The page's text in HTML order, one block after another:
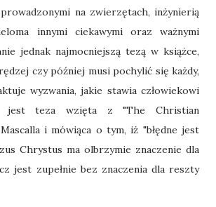
na zwierzętach, inżynierią
innymi ciekawymi oraz ważnymi
jednak najmocniejszą tezą w książce,
czy później musi pochylić się każdy,
wyzwania, jakie stawia człowiekowi
jest teza wzięta z "The Christian
i mówiąca o tym, iż "błędne jest
Chrystus ma olbrzymie znaczenie dla
jest zupełnie bez znaczenia dla reszty